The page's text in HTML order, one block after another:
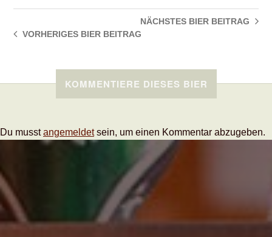
NÄCHSTES BIERBEITRAG
VORHERIGES BIER BEITRAG
KOMMENTIERE DIESES BIER
Du musstangemeldetsein, um einen Kommentar abzugeben.